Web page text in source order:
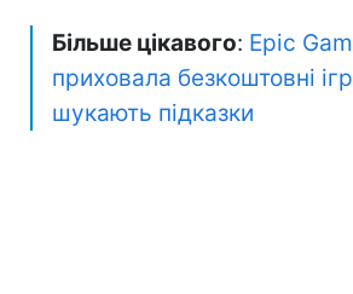
Більше цікавого: Epic
приховала безкоштовні
шукають підказки